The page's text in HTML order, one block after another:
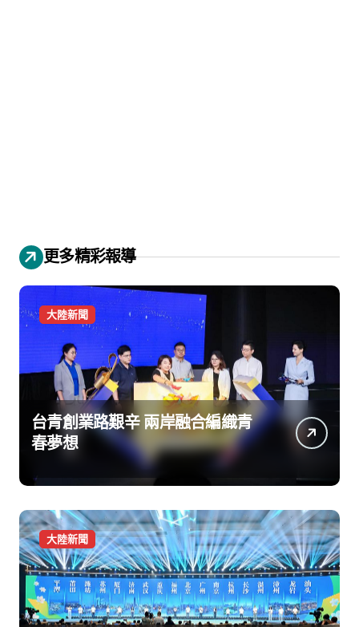
更多精彩報導
大陸新聞
台青創業路艱辛 兩岸融合編織青
春夢想
大陸新聞